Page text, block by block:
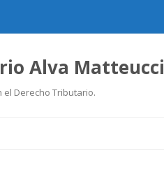
Alva Matteucci
el Derecho Tributario.